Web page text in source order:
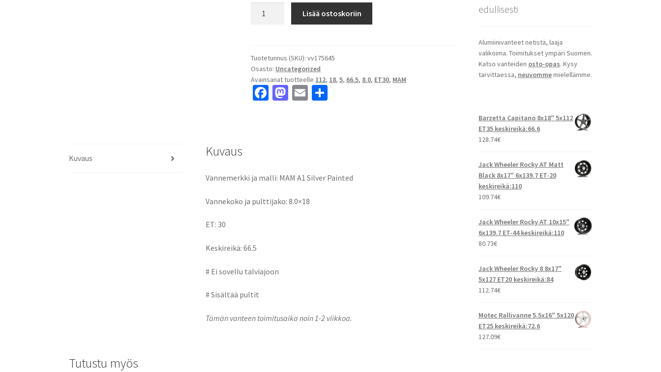
8.0x18"
5x112
ET30
keskireikä:66.5
Lisää ostoskoriin
Tuotetunnus (SKU):vv175645
Osasto: Uncategorized
Avainsanat tuotteelle 112, 18,5, 66.5, 8.0, ET30, MAM
Fa
k
M
n
E
Kuvaus Kuvaus
Vannemerkki ja malli: MAM A1 Silver Painted
Vannekoko ja pulttijako: 8.0×18
ET: 30
Keskireikä: 66.5
# Ei sovellu talviajoon
# Sisältää pultit
Tämän vanteen toimitusaika noin 1-2 viikkoa.
Tutustu myös
edullisesti
Alumiinivanteet netistä, laaja
valikoima. Toimitukset ympäri Suomen.
Katso vanteiden osto-opas. Kysy
tarvittaessa, neuvommemielellämme.
Barzetta Capitano 8x18" 5x112
ET35 keskireikä:66.6
128.74€
Jack Wheeler Rocky AT Matt
Black 8x17" 6x139.7 ET-20
keskireikä:110
109.74€
Jack Wheeler Rocky AT 10x15"
6x139.7 ET-44 keskireikä:110
80.73€
Jack Wheeler Rocky 8 8x17"
5x127 ET20 keskireikä:84
112.74€
Motec Rallivanne 5.5x16" 5x120
ET25 keskireikä:72.6
127.09€